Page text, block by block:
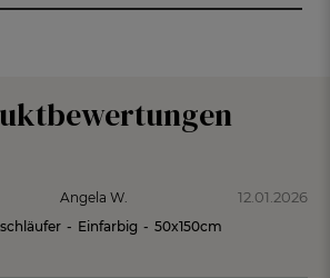
Angela W. 12.01.2026
- Einfarbig - 50x150cm